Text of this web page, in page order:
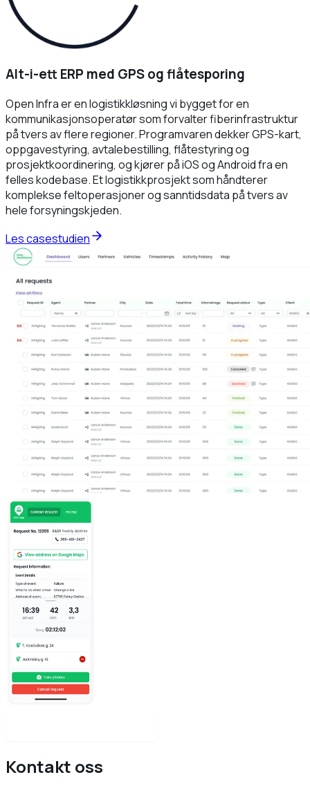
Alt-i-ett ERP med GPS og flåtesporing
Open Infra er en logistikkløsning vi bygget for en
kommunikasjonsoperatør som forvalter fiberinfrastruktur
på tvers av flere regioner. Programvaren dekker GPS-kart,
oppgavestyring, avtalebestilling, flåtestyring og
prosjektkoordinering, og kjører på iOS og Android fra en
felles kodebase. Et logistikkprosjekt som håndterer
komplekse feltoperasjoner og sanntidsdata på tvers av
hele forsyningskjeden.
Les casestudien
Kontakt oss